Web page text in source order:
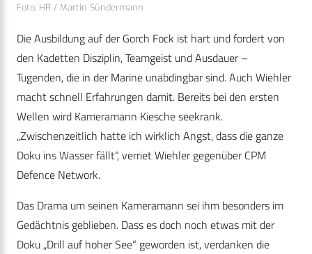
Foto: HR / Martin Sündermann
Die Ausbildung auf der Gorch Fock ist hart und fordert von
den Kadetten Disziplin, Teamgeist und Ausdauer –
Tugenden, die in der Marine unabdingbar sind. Auch Wiehler
macht schnell Erfahrungen damit. Bereits bei den ersten
Wellen wird Kameramann Kiesche seekrank.
„Zwischenzeitlich hatte ich wirklich Angst, dass die ganze
Doku ins Wasser fällt“, verriet Wiehler gegenüber CPM
Defence Network.
Das Drama um seinen Kameramann sei ihm besonders im
Gedächtnis geblieben. Dass es doch noch etwas mit der
Doku „Drill auf hoher See“ geworden ist, verdanken die